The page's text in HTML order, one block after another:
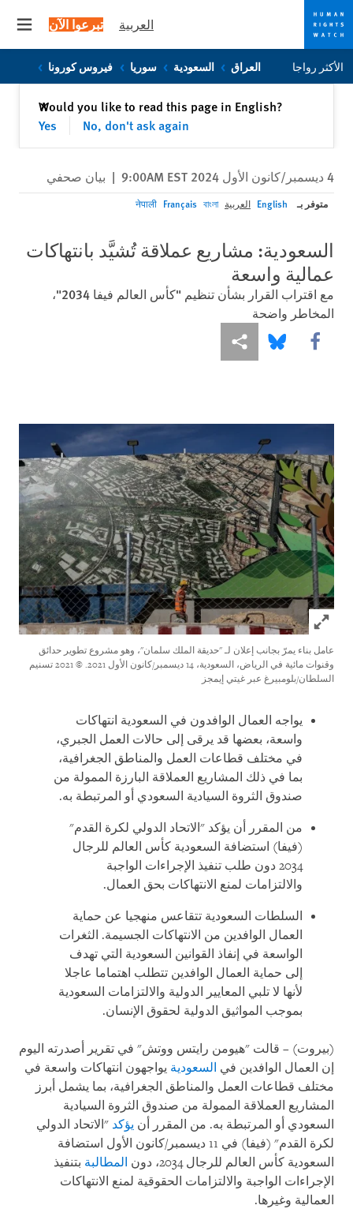
Skip
to
Skip
to
العربية تبرعوا الآن
الأكثر رواجا العراق السعودية سوريا فيروس كورونا
Would you like to read this page in English?
Yes
No, don't ask again
✕إغلاق
4 ديسمبر/كانون الأول 2024 9:00AM EST | بيان صحفي
متوفر بـ English العربية বাংলা
Français
नेपाली
السعودية: مشاريع عملاقة تُشيَّد بانتهاكات
عمالية واسعة
مع اقتراب القرار بشأن تنظيم "كأس العالم فيفا 2034"،
المخاطر واضحة
Share this via Facebook
Share this via Bluesky
Share this via مشاركة
Click to expand Image
عامل بناء يمرّ بجانب إعلان لـ "حديقة الملك سلمان"، وهو مشروع تطوير حدائق
وقنوات مائية في الرياض، السعودية، 14 ديسمبر/كانون الأول 2021.
© 2021 تسنيم
السلطان/بلومبيرغ عبر غيتي إيمجز
يواجه العمال الوافدون في السعودية انتهاكات
واسعة، بعضها قد يرقى إلى حالات العمل الجبري،
في مختلف قطاعات العمل والمناطق الجغرافية،
بما في ذلك المشاريع العملاقة البارزة الممولة من
صندوق الثروة السيادية السعودي أو المرتبطة به.
من المقرر أن يؤكد "الاتحاد الدولي لكرة القدم"
(فيفا) استضافة السعودية كأس العالم للرجال
2034 دون طلب تنفيذ الإجراءات الواجبة
والالتزامات لمنع الانتهاكات بحق العمال.
السلطات السعودية تتقاعس منهجيا عن حماية
العمال الوافدين من الانتهاكات الجسيمة. الثغرات
الواسعة في إنفاذ القوانين السعودية التي تهدف
إلى حماية العمال الوافدين تتطلب اهتماما عاجلا
لأنها لا تلبي المعايير الدولية والالتزامات السعودية
بموجب المواثيق الدولية لحقوق الإنسان.
(بيروت) – قالت "هيومن رايتس ووتش" في تقرير أصدرته اليوم
إن العمال الوافدين في السعودية يواجهون انتهاكات واسعة في
مختلف قطاعات العمل والمناطق الجغرافية، بما يشمل أبرز
المشاريع العملاقة الممولة من صندوق الثروة السيادية
السعودي أو المرتبطة به. من المقرر أن يؤكد "الاتحاد الدولي
لكرة القدم" (فيفا) في 11 ديسمبر/كانون الأول استضافة
السعودية كأس العالم للرجال 2034، دون
المطالبة بتنفيذ
الإجراءات الواجبة والالتزامات الحقوقية لمنع الانتهاكات
العمالية وغيرها.